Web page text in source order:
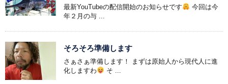
最新YouTubeの配信開始のお知らせです
今回は今
年２月の与 ...
そろそろ準備します
さぁさぁ準備します！ まずは原始人から現代人に進
化しますわ
そ ...